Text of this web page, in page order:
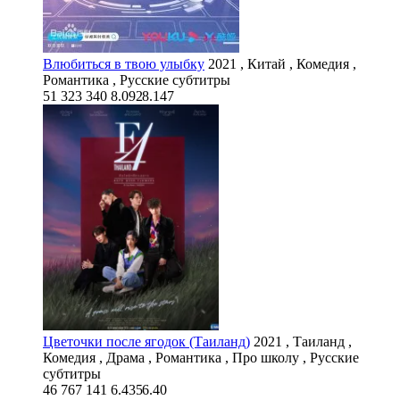
Влюбиться в твою улыбку 2021 , Китай , Комедия ,
Романтика , Русские субтитры
51 323 340 8.0928.147
Цветочки после ягодок (Таиланд) 2021 , Таиланд ,
Комедия , Драма , Романтика , Про школу , Русские
субтитры
46 767 141 6.4356.40